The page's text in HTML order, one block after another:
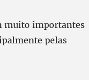
muito importantes
pelas